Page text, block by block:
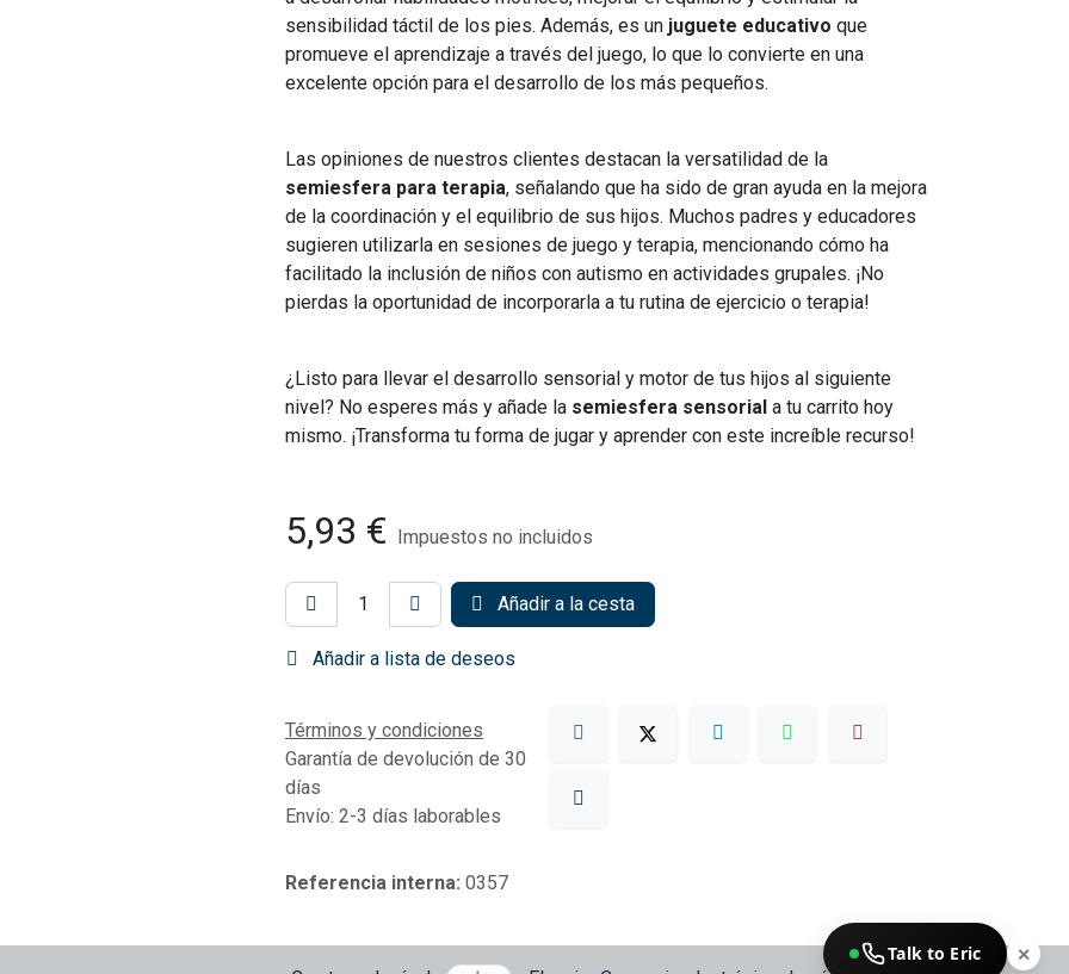
sensibilidad táctil de los pies. Además, es un juguete educativo que
promueve el aprendizaje a través del juego, lo que lo convierte en una
excelente opción para el desarrollo de los más pequeños.
Las opiniones de nuestros clientes destacan la versatilidad de la
semiesfera para terapia, señalando que ha sido de gran ayuda en la mejora
de la coordinación y el equilibrio de sus hijos. Muchos padres y educadores
sugieren utilizarla en sesiones de juego y terapia, mencionando cómo ha
facilitado la inclusión de niños con autismo en actividades grupales. ¡No
pierdas la oportunidad de incorporarla a tu rutina de ejercicio o terapia!
¿Listo para llevar el desarrollo sensorial y motor de tus hijos al siguiente
nivel? No esperes más y añade la semiesfera sensorial a tu carrito hoy
mismo. ¡Transforma tu forma de jugar y aprender con este increíble recurso!
5,93 € Impuestos no incluidos
Añadir a la cesta
Añadir a lista de deseos
Términos y condiciones
Garantía de devolución de 30
días
Envío: 2-3 días laborables
Referencia interna: 0357
Talk to Eric ✕